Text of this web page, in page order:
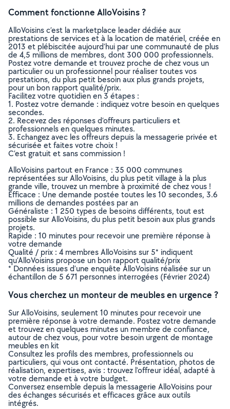
Comment fonctionne AlloVoisins ?
AlloVoisins c’est la marketplace leader dédiée aux
prestations de services et à la location de matériel, créée en
2013 et plébiscitée aujourd’hui par une communauté de plus
de 4,5 millions de membres, dont 300 000 professionnels.
Postez votre demande et trouvez proche de chez vous un
particulier ou un professionnel pour réaliser toutes vos
prestations, du plus petit besoin aux plus grands projets,
pour un bon rapport qualité/prix.
Facilitez votre quotidien en 3 étapes :
1. Postez votre demande : indiquez votre besoin en quelques
secondes.
2. Recevez des réponses d’offreurs particuliers et
professionnels en quelques minutes.
3. Echangez avec les offreurs depuis la messagerie privée et
sécurisée et faites votre choix !
C’est gratuit et sans commission !
AlloVoisins partout en France : 35 000 communes
représentées sur AlloVoisins, du plus petit village à la plus
grande ville, trouvez un membre à proximité de chez vous !
Efficace : Une demande postée toutes les 10 secondes, 3.6
millions de demandes postées par an
Généraliste : 1 250 types de besoins différents, tout est
possible sur AlloVoisins, du plus petit besoin aux plus grands
projets.
Rapide : 10 minutes pour recevoir une première réponse à
votre demande
Qualité / prix : 4 membres AlloVoisins sur 5* indiquent
qu’AlloVoisins propose un bon rapport qualité/prix
* Données issues d’une enquête AlloVoisins réalisée sur un
échantillon de 5 671 personnes interrogées (Février 2024)
Vous cherchez un monteur de meubles en urgence ?
Sur AlloVoisins, seulement 10 minutes pour recevoir une
première réponse à votre demande. Postez votre demande
et trouvez en quelques minutes un membre de confiance,
autour de chez vous, pour votre besoin urgent de montage
meubles en kit
Consultez les profils des membres, professionnels ou
particuliers, qui vous ont contacté. Présentation, photos de
réalisation, expertises, avis : trouvez l'offreur idéal, adapté à
votre demande et à votre budget.
Conversez ensemble depuis la messagerie AlloVoisins pour
des échanges sécurisés et efficaces grâce aux outils
intégrés.